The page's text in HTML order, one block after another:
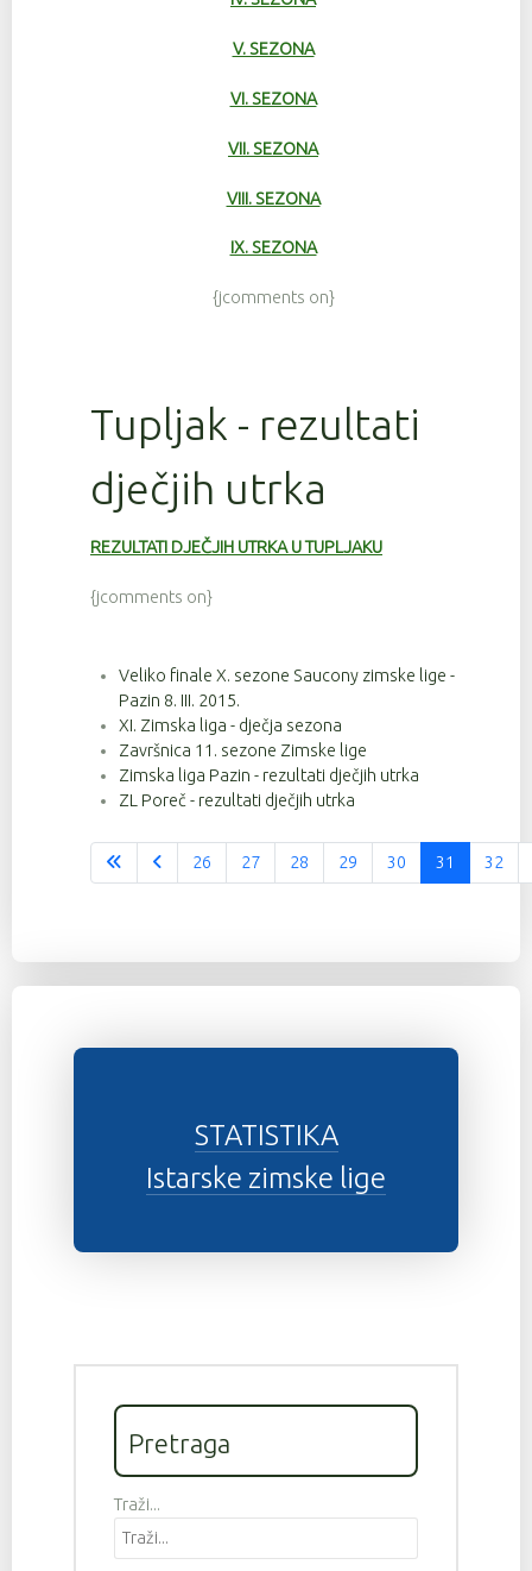
V. SEZONA
VI. SEZONA
VII. SEZONA
VIII. SEZONA
IX. SEZONA
{jcomments on}
Tupljak - rezultati
dječjih utrka
REZULTATI DJEČJIH UTRKA U TUPLJAKU
{jcomments on}
Veliko finale X. sezone Saucony zimske lige -
Pazin 8. III. 2015.
XI. Zimska liga - dječja sezona
Završnica 11. sezone Zimske lige
Zimska liga Pazin - rezultati dječjih utrka
ZL Poreč - rezultati dječjih utrka
Stranica 31 od 37
26 27 28 29 30 31 32
STATISTIKA
Istarske zimske lige
Pretraga
Traži...